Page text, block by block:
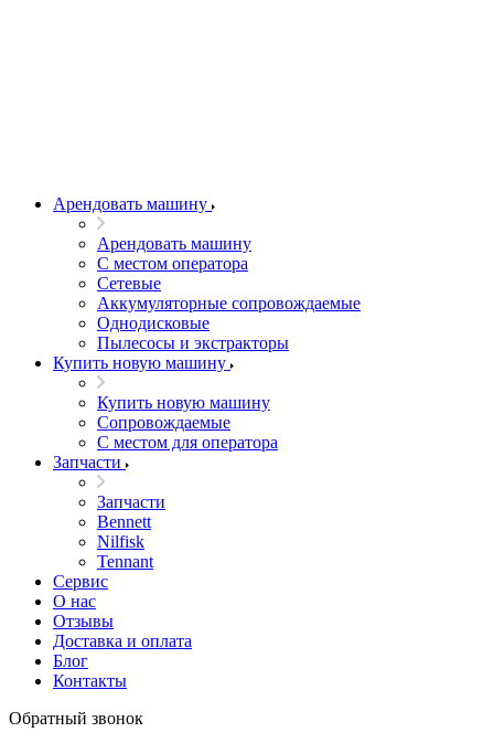
Арендовать машину
Арендовать машину
С местом оператора
Сетевые
Аккумуляторные сопровождаемые
Однодисковые
Пылесосы и экстракторы
Купить новую машину
Купить новую машину
Сопровождаемые
С местом для оператора
Запчасти
Запчасти
Bennett
Nilfisk
Tennant
Сервис
О нас
Отзывы
Доставка и оплата
Блог
Контакты
Обратный звонок